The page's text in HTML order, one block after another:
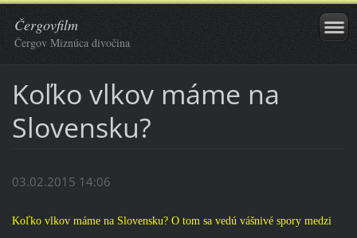
Čergovfilm
Čergov Miznúca divočina
Koľko vlkov máme na
Slovensku?
03.02.2015 14:06
Koľko vlkov máme na Slovensku? O tom sa vedú vášnivé spory medzi